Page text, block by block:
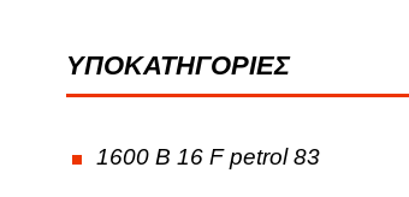
GΥΠΟΚΑΤΗΓΟΡΙΕΣ
1600 B 16 F petrol 83